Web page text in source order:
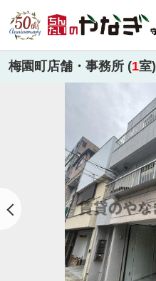
梅園町店舗・事務所 (1室)